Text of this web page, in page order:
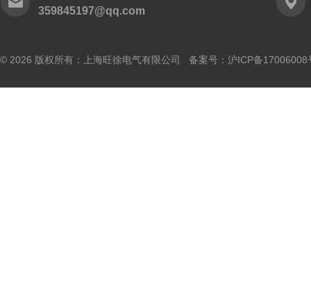
359845197@qq.com
© 2026 版权所有：上海旺徐电气有限公司 备案号： 沪ICP备17006008